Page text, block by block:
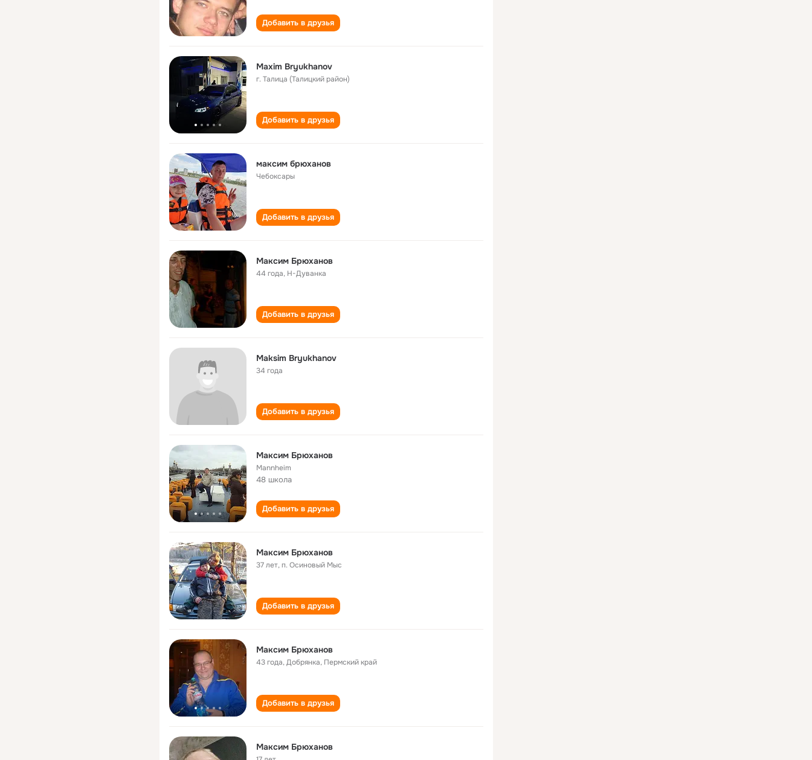
Добавить в друзья
Maxim Bryukhanov
г. Талица (Талицкий район)
Добавить в друзья
максим брюханов
Чебоксары
Добавить в друзья
Максим Брюханов
44 года, Н-Дуванка
Добавить в друзья
Maksim Bryukhanov
34 года
Добавить в друзья
Максим Брюханов
Mannheim
48 школа
Добавить в друзья
Максим Брюханов
37 лет,п. Осиновый Мыс
Добавить в друзья
Максим Брюханов
43 года,Добрянка, Пермский край
Добавить в друзья
Максим Брюханов